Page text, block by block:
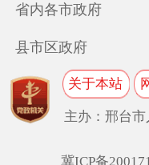
省内各市政府
县市区政府
关于本站
主办：邢台
冀ICP备